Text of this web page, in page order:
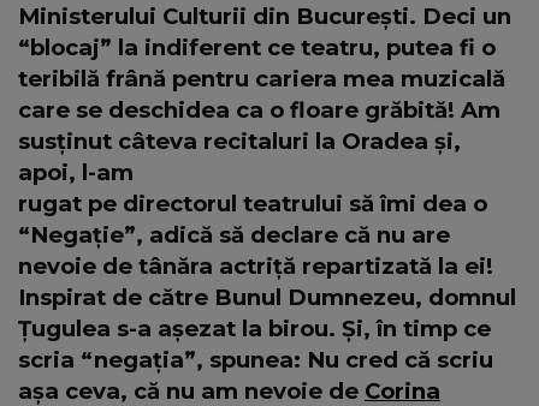
Ministerului Culturii din Bucureşti. Deci un
“blocaj” la indiferent ce teatru, putea fi o
teribilă frână pentru cariera mea muzicală
care se deschidea ca o floare grăbită! Am
susținut câteva recitaluri la Oradea şi,
apoi, l-am
rugat pe directorul teatrului să îmi dea o
“Negație”, adică să declare că nu are
nevoie de tânăra actriță repartizată la ei!
Inspirat de către Bunul Dumnezeu, domnul
Ţugulea s-a aşezat la birou. Și, în timp ce
scria “negația”, spunea: Nu cred că scriu
aşa ceva, că nu am nevoie de Corina